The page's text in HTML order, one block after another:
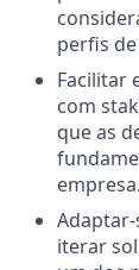
perfis
Facilitar
com
que as
empresa.
iterar